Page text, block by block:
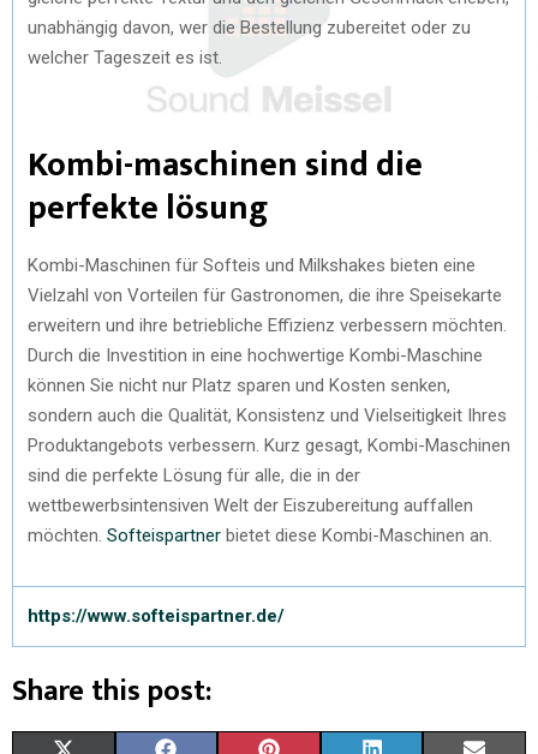
unabhängig davon, wer die Bestellung zubereitet oder zu
welcher Tageszeit es ist.
Kombi-maschinen sind die
perfekte lösung
Kombi-Maschinen für Softeis und Milkshakes bieten eine
Vielzahl von Vorteilen für Gastronomen, die ihre Speisekarte
erweitern und ihre betriebliche Effizienz verbessern möchten.
Durch die Investition in eine hochwertige Kombi-Maschine
können Sie nicht nur Platz sparen und Kosten senken,
sondern auch die Qualität, Konsistenz und Vielseitigkeit Ihres
Produktangebots verbessern. Kurz gesagt, Kombi-Maschinen
sind die perfekte Lösung für alle, die in der
wettbewerbsintensiven Welt der Eiszubereitung auffallen
möchten. Softeispartner bietet diese Kombi-Maschinen an.
https://www.softeispartner.de/
Share this post: